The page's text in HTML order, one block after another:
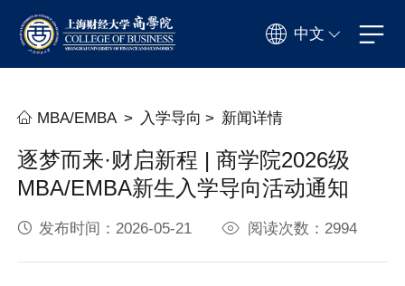
中文
MBA/EMBA > 入学导向 > 新闻详情
逐梦而来·财启新程 | 商学院2026级
MBA/EMBA新生入学导向活动通知
发布时间：2026-05-21 阅读次数：2994